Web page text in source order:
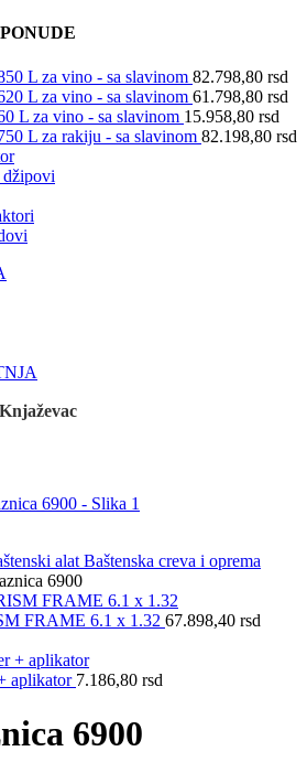
L za vino - sa slavinom 82.798,80 rsd
L za vino - sa slavinom 61.798,80 rsd
L za vino - sa slavinom 15.958,80 rsd
L za rakiju - sa slavinom 82.198,80 rsd
alat Baštenska creva i oprema
6900
FRAME 6.1 x 1.32 67.898,40 rsd
aplikator 7.186,80 rsd
6900